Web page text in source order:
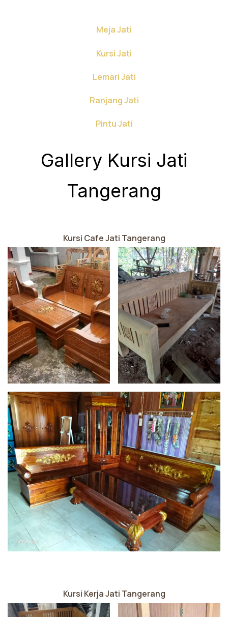
Meja Jati
Kursi Jati
Lemari Jati
Ranjang Jati
Pintu Jati
Gallery Kursi Jati
Tangerang
Kursi Cafe Jati Tangerang
Kursi Kerja Jati Tangerang